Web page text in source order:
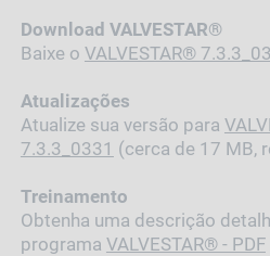
Download VALVESTAR®
Baixe o VALVESTAR®
Atualizações
Atualize sua versão para
7.3.3_0331 (cerca de 17 MB,
Treinamento
Obtenha uma descrição
programa VALVESTAR® - PDF